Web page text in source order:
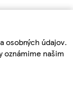
osobných údajov.
oznámime našim